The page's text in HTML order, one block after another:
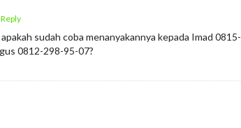
sudah coba menanyakannya kepada Imad 0815-
0812-298-95-07?